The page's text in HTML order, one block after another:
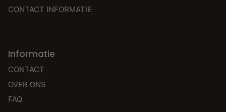
CONTACT INFORMATIE
Informatie
CONTACT
OVER ONS
FAQ